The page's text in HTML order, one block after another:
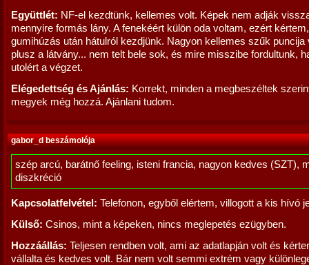
Együttlét: NF-el kezdtünk, kellemes volt. Képek nem adják
mennyire formás lány. A fenekéért külön oda voltam, ezért
gumihúzás után hátulról kezdjünk. Nagyon kellemes szűk puncija
plusz a látvány... nem telt bele sok, és mire misszibe fordultunk,
utolért a végzet.
Elégedettség és Ajánlás: Korrekt, minden a megbeszéltek
megyek még hozzá. Ajánlani tudom.
gabor_d beszámolója
szép arcú, barátnő feeling, isteni francia, nagyon kedves (SZT),
diszkréció
Kapcsolatfelvétel: Telefonon, egyből elértem, villogott a kis hívó
Külső: Csinos, mint a képeken, nincs meglepetés ezügyben.
Hozzáállás: Teljesen rendben volt, ami az adatlapján volt és
vállalta és kedves volt. Bár nem volt semmi extrém vagy